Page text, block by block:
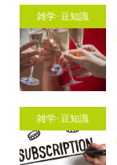
雑学･豆知識
雑学･豆知識